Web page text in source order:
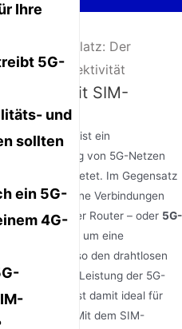
Der
Konnektivität
Ihre
5G-
und
sollten
ein 5G-
4G-
mit SIM-
Karten-Slot ist ein
durch Nutzung von 5G-Netzen
bietet. Im Gegensatz
Verbindungen
sind, ist dieser Router – oder 5G-
eine SIM-Karte, um eine
und so den drahtlosen
die Leistung der 5G-
Routers und ist damit ideal für
Gebrauch. Mit dem SIM-